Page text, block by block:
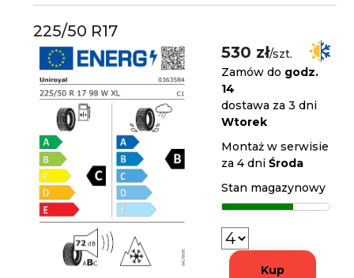
225/50 R17
530 zł/szt.
Zamów do godz.
14
dostawa za 3 dni
Wtorek
Montaż w serwisie
za 4 dniŚroda
Stan magazynowy
Kup